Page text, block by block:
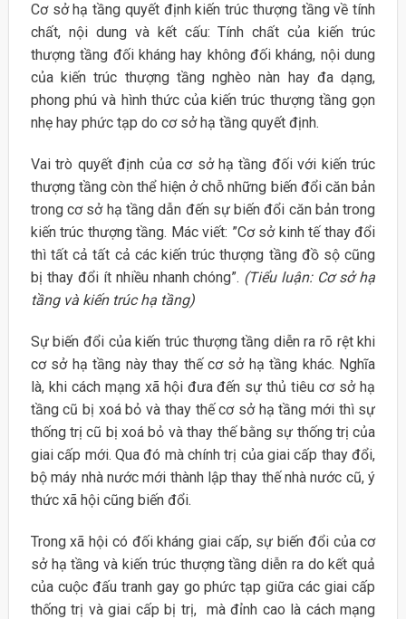
Cơ sở hạ tầng quyết định kiến trúc thượng tầng về tính
chất, nội dung và kết cấu: Tính chất của kiến trúc
thượng tầng đối kháng hay không đối kháng, nội dung
của kiến trúc thượng tầng nghèo nàn hay đa dạng,
phong phú và hình thức của kiến trúc thượng tầng gọn
nhẹ hay phức tạp do cơ sở hạ tầng quyết định.
Vai trò quyết định của cơ sở hạ tầng đối với kiến trúc
thượng tầng còn thể hiện ở chỗ những biến đổi căn bản
trong cơ sở hạ tầng dẫn đến sự biến đổi căn bản trong
kiến trúc thượng tầng. Mác viết: ”Cơ sở kinh tế thay đổi
thì tất cả tất cả các kiến trúc thượng tầng đồ sộ cũng
bị thay đổi ít nhiều nhanh chóng”. (Tiểu luận: Cơ sở hạ
tầng và kiến trúc hạ tầng)
Sự biến đổi của kiến trúc thượng tầng diễn ra rõ rệt khi
cơ sở hạ tầng này thay thế cơ sở hạ tầng khác. Nghĩa
là, khi cách mạng xã hội đưa đến sự thủ tiêu cơ sở hạ
tầng cũ bị xoá bỏ và thay thế cơ sở hạ tầng mới thì sự
thống trị cũ bị xoá bỏ và thay thế bằng sự thống trị của
giai cấp mới. Qua đó mà chính trị của giai cấp thay đổi,
bộ máy nhà nước mới thành lập thay thế nhà nước cũ, ý
thức xã hội cũng biến đổi.
Trong xã hội có đối kháng giai cấp, sự biến đổi của cơ
sở hạ tầng và kiến trúc thượng tầng diễn ra do kết quả
của cuộc đấu tranh gay go phức tạp giữa các giai cấp
thống trị và giai cấp bị trị, mà đỉnh cao là cách mạng